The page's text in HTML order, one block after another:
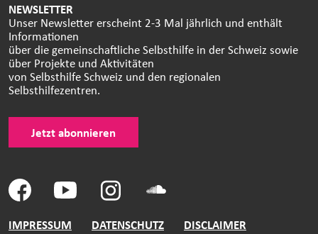
NEWSLETTER
Unser Newsletter erscheint 2-3 Mal jährlich und enthält
Informationen
über die gemeinschaftliche Selbsthilfe in der Schweiz sowie
über Projekte und Aktivitäten
von Selbsthilfe Schweiz und den regionalen
Selbsthilfezentren.
Jetzt abonnieren
IMPRESSUM DATENSCHUTZ
DISCLAIMER